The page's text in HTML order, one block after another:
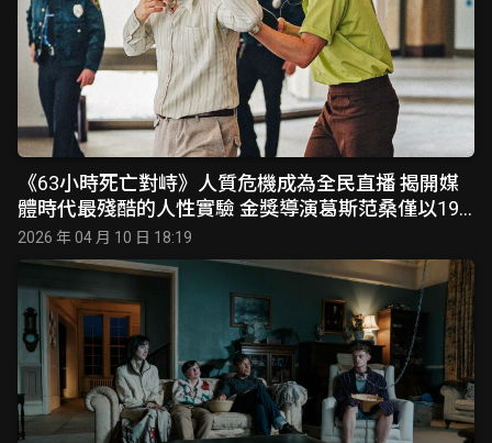
《63小時死亡對峙》人質危機成為全民直播 揭開媒
體時代最殘酷的人性實驗 金獎導演葛斯范桑僅以19
天拍攝完成 打造最貼近真實的犯罪對峙現場
2026 年 04 月 10 日 18:19